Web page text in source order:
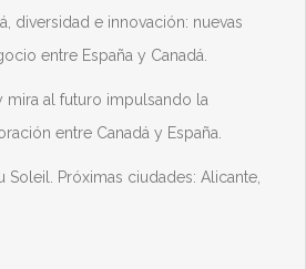
diversidad e innovación: nuevas
entre España y Canadá.
mira al futuro impulsando la
entre Canadá y España.
Soleil. Próximas ciudades: Alicante,